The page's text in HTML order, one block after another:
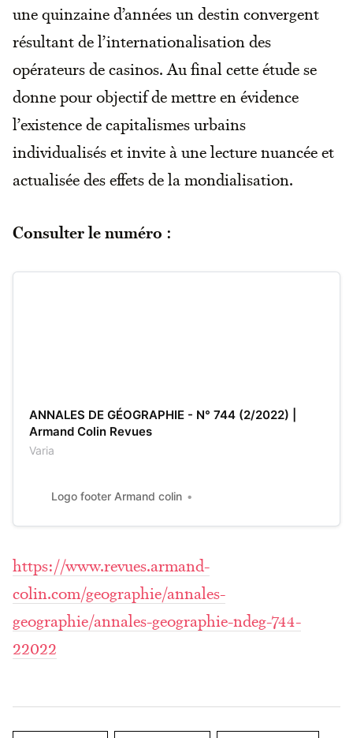
une quinzaine d’années un destin convergent
résultant de l’internationalisation des
opérateurs de casinos. Au final cette étude se
donne pour objectif de mettre en évidence
l’existence de capitalismes urbains
individualisés et invite à une lecture nuancée et
actualisée des effets de la mondialisation.
Consulter le numéro :
ANNALES DE GÉOGRAPHIE - N° 744 (2/2022) |
Armand Colin Revues
Varia
Logo footer Armand colin
https://www.revues.armand-
colin.com/geographie/annales-
geographie/annales-geographie-ndeg-744-
22022